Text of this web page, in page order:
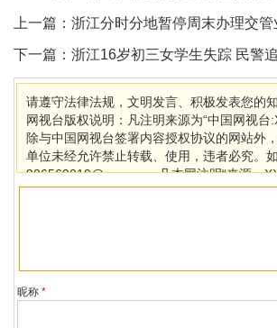
上一篇： 浙江分时分地暂停周末办理交
快收好
下一篇： 浙江16岁初三女学生失踪 民警
读书
请遵守法律法规，文明发言、积极发表您的
网视台版权说明：凡注明来源为“中国网视台
除与中国网视台签署内容授权协议的网站外
单位未经允许禁止转载、使用，违者必究。
986569019@qq.com；凡本网注明“来源：
台）”的作品，均转载自其它媒体，目的在于
昵称*